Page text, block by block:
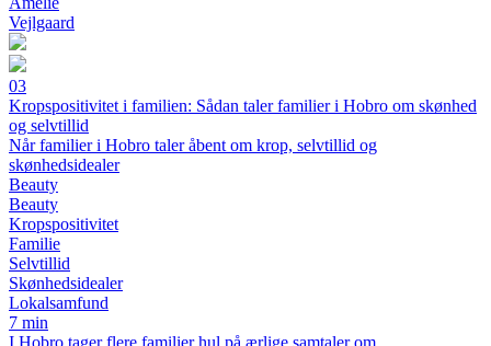
Vejlgaard
03
Kropspositivitet i familien: Sådan taler familier i Hobro om skønhed
og selvtillid
Når familier i Hobro taler åbent om krop, selvtillid og
skønhedsidealer
Beauty
Beauty
Kropspositivitet
Familie
Selvtillid
Skønhedsidealer
Lokalsamfund
7 min
I Hobro tager flere familier hul på ærlige samtaler om